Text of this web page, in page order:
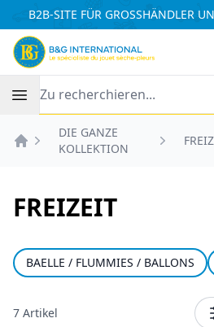
B2B-SITE FÜR GROSSHÄNDLER
DIE GANZE
KOLLEKTION
FREIZEIT
BAELLE / FLUMMIES / BALLONS
7 Artikel
Cookie-Einstellungen